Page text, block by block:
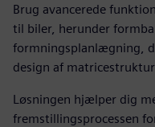
Brug avancerede
til biler, herunder
formningsplanlægning,
design af
Løsningen hjælper dig
fremstillingsprocessen